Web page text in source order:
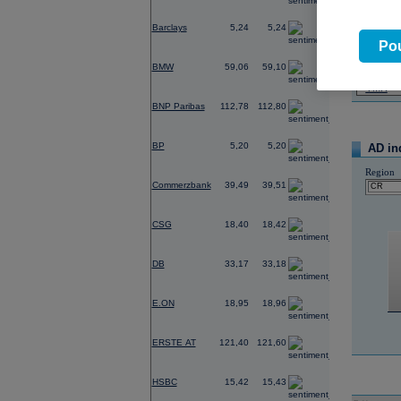
Barclays 5,24 5,24
BMW 59,06 59,10
BNP Paribas 112,78 112,80
0,16
BP 5,20 5,20
Commerzbank 39,49 39,51
CSG 18,40 18,42
DB 33,17 33,18
E.ON 18,95 18,96
ERSTE AT 121,40 121,60
HSBC 15,42 15,43
Název
AD
Region